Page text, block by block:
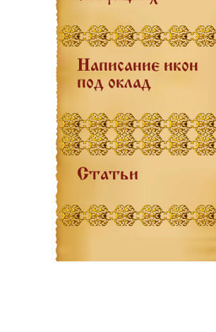
Написание икон
под оклад
Статьи